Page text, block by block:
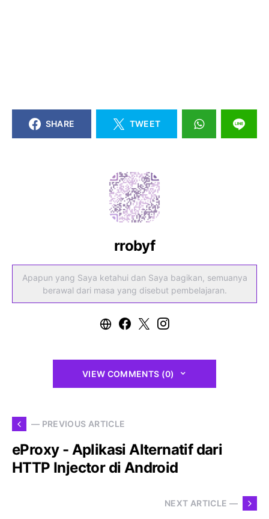
SHARE TWEET
rrobyf
Apapun yang Saya ketahui dan Saya bagikan, semuanya
berawal dari masa yang disebut pembelajaran.
VIEW COMMENTS (0)
— PREVIOUS ARTICLE
eProxy - Aplikasi Alternatif dari
HTTP Injector di Android
NEXT ARTICLE —